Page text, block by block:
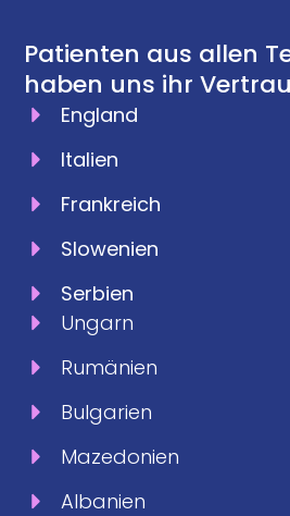
Patienten aus allen
haben uns ihr
England
Italien
Frankreich
Slowenien
Serbien
Ungarn
Rumänien
Bulgarien
Mazedonien
Albanien